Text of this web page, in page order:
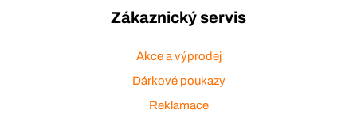
Zákaznický servis
Akce a výprodej
Dárkové poukazy
Reklamace